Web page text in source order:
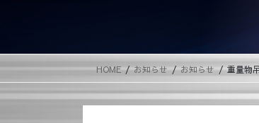
HOME お知らせ お知らせ 重量物